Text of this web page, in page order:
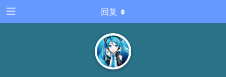
回复